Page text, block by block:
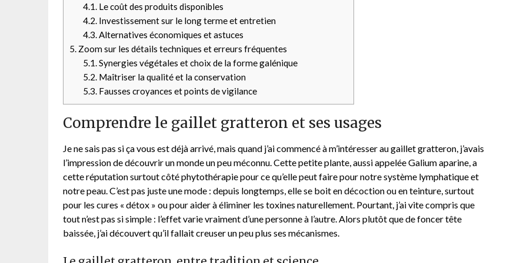
4.1.Le coût des produits disponibles
4.2.Investissement sur le long terme et entretien
4.3.Alternatives économiques et astuces
5. Zoom sur les détails techniques et erreurs fréquentes
5.1.Synergies végétales et choix de la forme galénique
5.2.Maîtriser la qualité et la conservation
5.3.Fausses croyances et points de vigilance
Comprendre le gaillet gratteron et ses usages
Je ne sais pas si ça vous est déjà arrivé, mais quand j’ai commencé à m’intéresser au gaillet gratteron, j’avais
l’impression de découvrir un monde un peu méconnu. Cette petite plante, aussi appelée Galium aparine, a
cette réputation surtout côté phytothérapie pour ce qu’elle peut faire pour notre système lymphatique et
notre peau. C’est pas juste une mode : depuis longtemps, elle se boit en décoction ou en teinture, surtout
pour les cures « détox » ou pour aider à éliminer les toxines naturellement. Pourtant, j’ai vite compris que
tout n’est pas si simple : l’effet varie vraiment d’une personne à l’autre. Alors plutôt que de foncer tête
baissée, j’ai découvert qu’il fallait creuser un peu plus ses mécanismes.